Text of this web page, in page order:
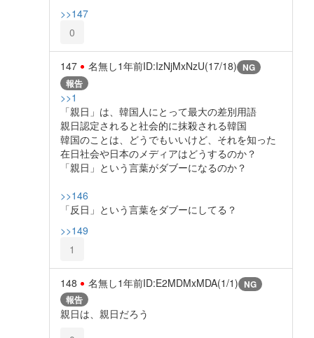
>>147
0
147 名無し1年前ID:IzNjMxNzU(17/18) NG
報告
>>1
「親日」は、韓国人にとって最大の差別用語
親日認定されると社会的に抹殺される韓国
韓国のことは、どうでもいいけど、それを知った
在日社会や日本のメディアはどうするのか？
「親日」という言葉がダブーになるのか？
>>146
「反日」という言葉をダブーにしてる？
>>149
1
148 名無し1年前ID:E2MDMxMDA(1/1) NG
報告
親日は、親日だろう